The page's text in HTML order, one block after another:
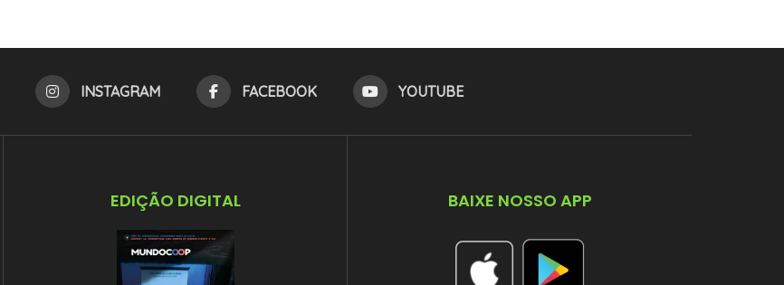
INSTAGRAM FACEBOOK YOUTUBE
EDIÇÃO DIGITAL BAIXE NOSSO APP